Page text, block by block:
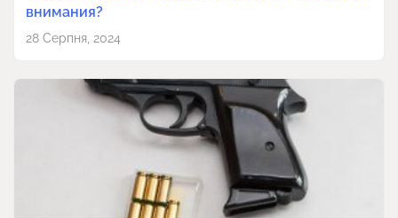
внимания?
28 Серпня, 2024